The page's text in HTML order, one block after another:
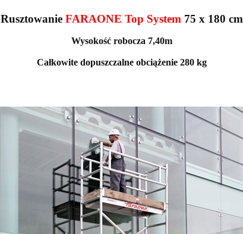
Rusztowanie FARAONE Top System 75 x 180 cm
Wysokość robocza 7,40m
Całkowite dopuszczalne obciążenie 280 kg